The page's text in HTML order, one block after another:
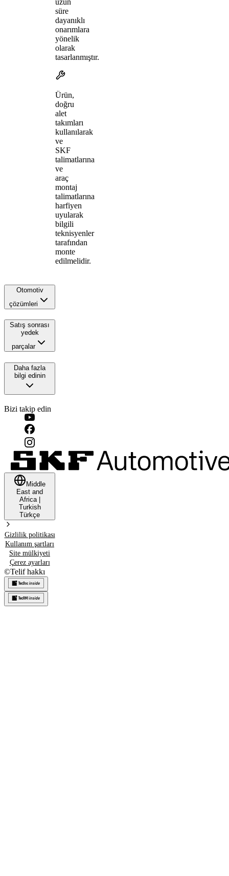
süre
dayanıklı
onarımlara
yönelik
olarak
tasarlanmıştır.
Ürün,
doğru
alet
takımları
kullanılarak
ve
SKF
talimatlarına
ve
araç
montaj
talimatlarına
harfiyen
uyularak
bilgili
teknisyenler
tarafından
monte
edilmelidir.
Otomotiv
çözümleri
Satış sonrası
yedek
parçalar
Daha fazla
bilgi edinin
Bizi takip edin
Middle
East and
Africa|
Turkish
Türkçe
Gizlilik politikası
Kullanım şartları
Site mülkiyeti
Çerez ayarları
©Telif hakkı